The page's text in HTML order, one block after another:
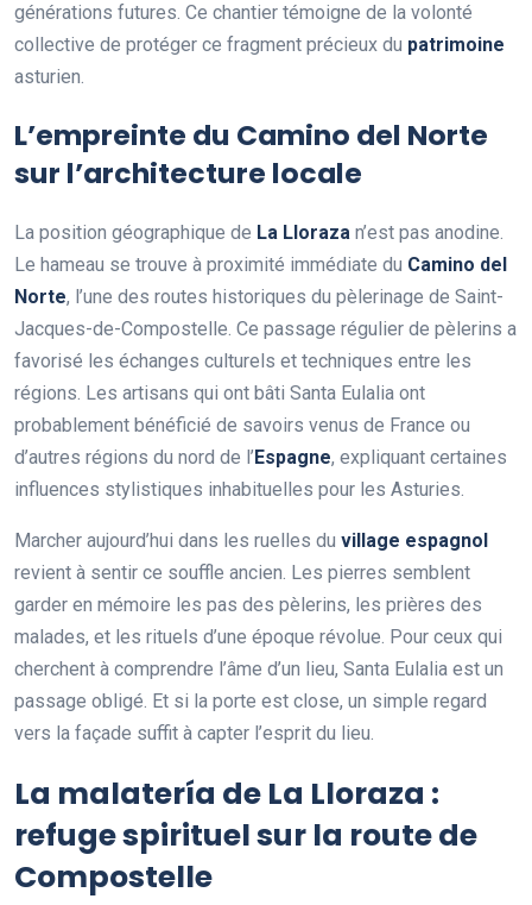
générations futures. Ce chantier témoigne de la volonté
collective de protéger ce fragment précieux du patrimoine
asturien.
L’empreinte du Camino del Norte
sur l’architecture locale
La position géographique de La Lloraza n’est pas anodine.
Le hameau se trouve à proximité immédiate du Camino del
Norte, l’une des routes historiques du pèlerinage de Saint-
Jacques-de-Compostelle. Ce passage régulier de pèlerins a
favorisé les échanges culturels et techniques entre les
régions. Les artisans qui ont bâti Santa Eulalia ont
probablement bénéficié de savoirs venus de France ou
d’autres régions du nord de l’Espagne, expliquant certaines
influences stylistiques inhabituelles pour les Asturies.
Marcher aujourd’hui dans les ruelles du village espagnol
revient à sentir ce souffle ancien. Les pierres semblent
garder en mémoire les pas des pèlerins, les prières des
malades, et les rituels d’une époque révolue. Pour ceux qui
cherchent à comprendre l’âme d’un lieu, Santa Eulalia est un
passage obligé. Et si la porte est close, un simple regard
vers la façade suffit à capter l’esprit du lieu.
La malatería de La Lloraza :
refuge spirituel sur la route de
Compostelle